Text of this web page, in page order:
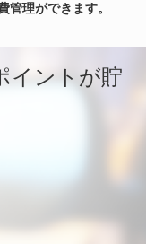
管理ができます。
イントが貯